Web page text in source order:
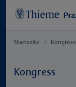
Startseite Kongress
Kongress